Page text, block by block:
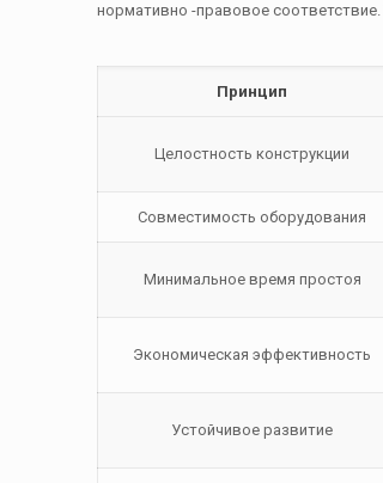
нормативно -правовое
Принцип
Целостность конструкции
Совместимость оборудования
Минимальное время простоя
Экономическая эффективность
Устойчивое развитие